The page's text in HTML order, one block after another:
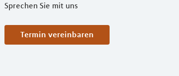
Sprechen Sie mit uns
Termin vereinbaren